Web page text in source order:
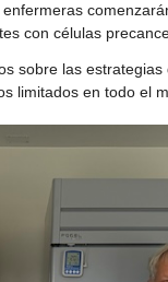
con células
sobre las
limitados en todo el